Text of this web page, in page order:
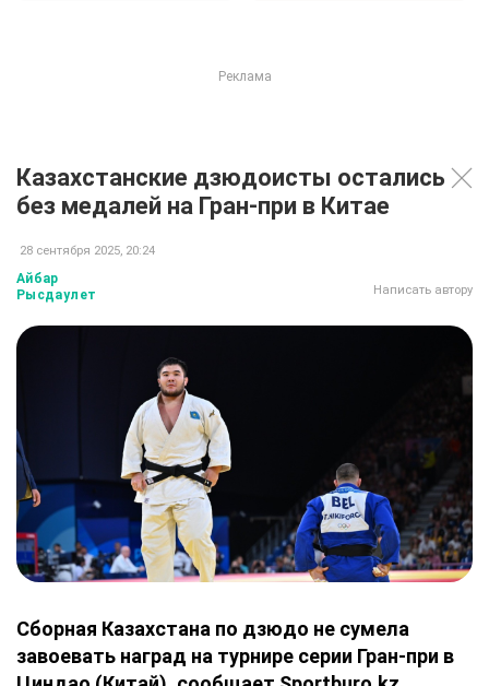
Казахстанские дзюдоисты остались
без медалей на Гран-при в Китае
28 сентября 2025, 20:24
Айбар
Рысдаулет
Написать автору
Сборная Казахстана по дзюдо не сумела
завоевать наград на турнире серии Гран-при в